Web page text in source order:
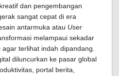
dan pengembangan
sangat cepat di era
antarmuka atau User
melampaui sekadar
terlihat indah dipandang.
diluncurkan ke pasar global
portal berita,